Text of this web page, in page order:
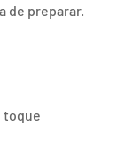
de preparar.
toque